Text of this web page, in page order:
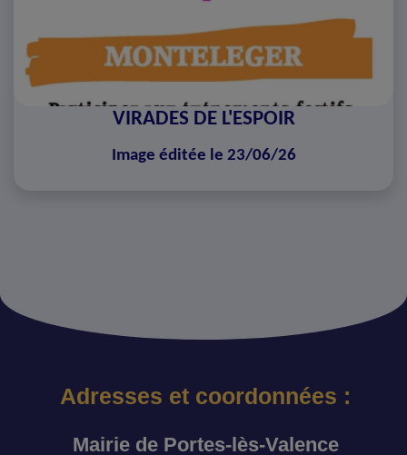
VIRADES DE L'ESPOIR
Image éditée le 23/06/26
Adresses et coordonnées :
Mairie de Portes-lès-Valence